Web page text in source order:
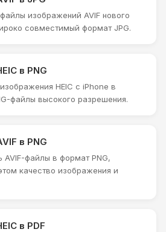
изображений AVIF нового
совместимый формат JPG.
в PNG
HEIC с iPhone в
файлы высокого разрешения.
в PNG
AVIF-файлы в формат PNG,
качество изображения и
в PDF